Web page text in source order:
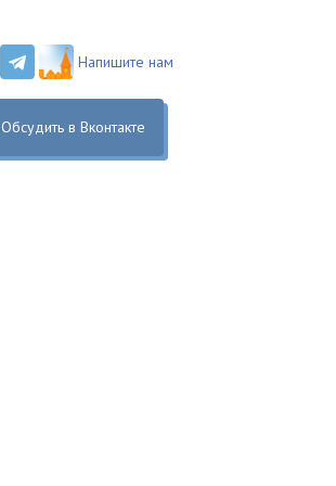
Напишите нам
Обсудить в Вконтакте